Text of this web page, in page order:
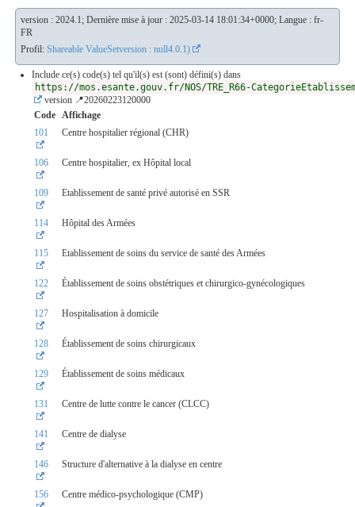
version : 2024.1; Dernière mise à jour : 2025-03-14 18:01:34+0000; Langue : fr-
FR
Profil: Shareable ValueSetversion : null4.0.1)
Include ce(s) code(s) tel qu'il(s) est (sont) défini(s) dans
https://mos.esante.gouv.fr/NOS/TRE_R66-
version 📍20260223120000
Code
Affichage
101
Centre hospitalier régional (CHR)
106 Centre hospitalier, ex Hôpital local
109 Etablissement de santé privé autorisé en SSR
114 Hôpital des Armées
115 Etablissement de soins du service de santé des Armées
122 Établissement de soins obstétriques et chirurgico-gynécologiques
127 Hospitalisation à domicile
128 Établissement de soins chirurgicaux
129 Établissement de soins médicaux
131 Centre de lutte contre le cancer (CLCC)
141 Centre de dialyse
146 Structure d'alternative à la dialyse en centre
156 Centre médico-psychologique (CMP)